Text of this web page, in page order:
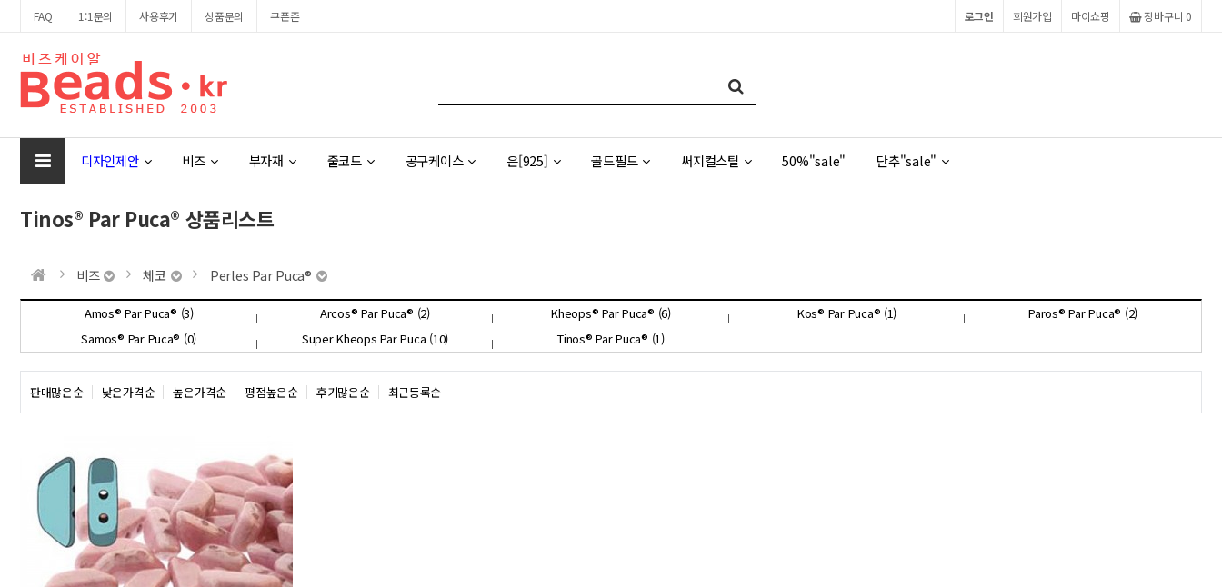
FAQ 1:1문의 사용후기 상품문의 쿠폰존 장바구니 0
마이쇼핑
회원가입
로그인
디자인제안 비즈 부자재 줄코드 공구케이스 은[925] 골드필드 써지컬스틸 50%"sale" 단추"sale"
Tinos® Par Puca® 상품리스트
비즈 체코 Perles Par Puca®
Amos® Par Puca® (3) Arcos® Par Puca® (2) Kheops® Par Puca® (6) Kos® Par Puca® (1)
Paros® Par Puca® (2)
Samos® Par Puca® (0)
Super Kheops Par Puca (10) Tinos® Par Puca® (1)
판매많은순 낮은가격순 높은가격순 평점높은순 후기많은순 최근등록순